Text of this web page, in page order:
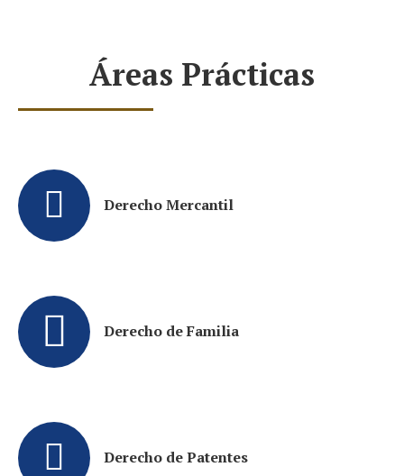
Áreas Prácticas
Derecho Mercantil
Derecho de Familia
Derecho de Patentes